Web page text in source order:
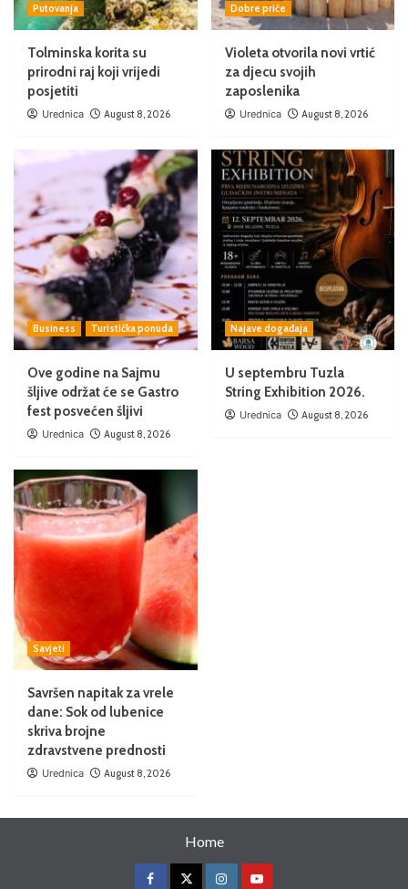
Putovanja
Tolminska korita su
prirodni raj koji vrijedi
posjetiti
Urednica August 8, 2026
Dobre priče
Violeta otvorila novi vrtić
za djecu svojih
zaposlenika
Urednica August 8, 2026
Business Turistička ponuda
Ove godine na Sajmu
šljive održat će se Gastro
fest posvećen šljivi
Urednica August 8, 2026
Najave događaja
U septembru Tuzla
String Exhibition 2026.
Urednica August 8, 2026
Savjeti
Savršen napitak za vrele
dane: Sok od lubenice
skriva brojne
zdravstvene prednosti
Urednica August 8, 2026
Home